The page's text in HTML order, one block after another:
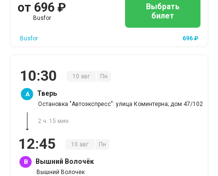
от 696 ₽
Busfor
Выбрать
билет
Busfor 696 ₽
10:30 10 авг Пн
A Тверь
Остановка "Автоэкспресс": улица Коминтерна; дом 47/102
2 ч. 15 мин.
12:45 10 авг Пн
B Вышний Волочёк
Вышний Волочек